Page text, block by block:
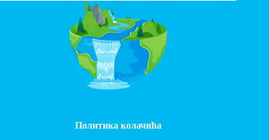
Политика колачића